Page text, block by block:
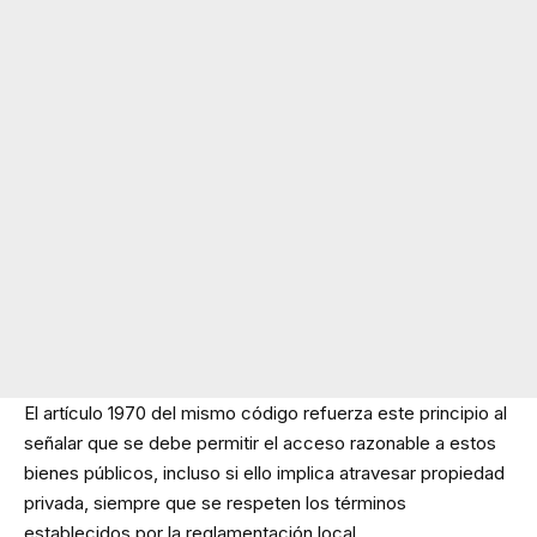
El artículo 1970 del mismo código refuerza este principio al
señalar que se debe permitir el acceso razonable a estos
bienes públicos, incluso si ello implica atravesar propiedad
privada, siempre que se respeten los términos